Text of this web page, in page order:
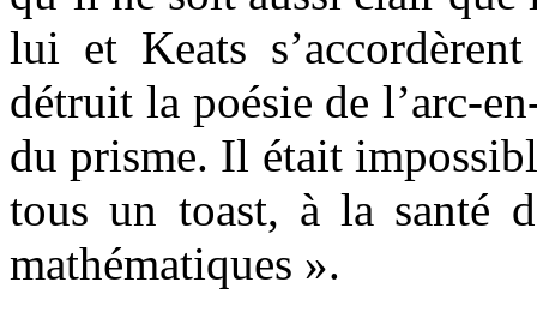
lui et Keats
détruit la poésie de l’arc-
du prisme. Il était
tous un toast, à la santé
mathématiques ».